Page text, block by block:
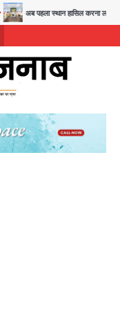
अब पहला स्थान हासिल करना लक्ष्य: डीएम